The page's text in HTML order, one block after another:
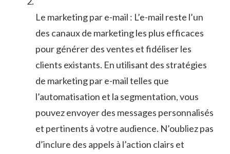
Le marketing par e-mail ⁣: L’e-mail reste ⁢l’un
des canaux⁢ de ⁢marketing les ​plus efficaces
pour générer des ventes et ⁣fidéliser ‍les
clients existants. En ⁤utilisant des⁢ stratégies
de ‍marketing par e-mail telles que
l’automatisation et⁣ la segmentation, vous
‍pouvez envoyer‌ des messages ⁣personnalisés​
et pertinents à votre audience. N’oubliez​ pas
d’inclure des ‌appels à ⁣l’action ⁢clairs​ et